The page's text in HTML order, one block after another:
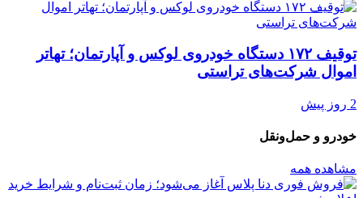
توقیف ۱۷۲ دستگاه خودروی لوکس و آپارتمان؛ تهاتر
اموال شرکت‌های تراستی
2 روز پیش
خودرو و حمل‌و‌نقل
مشاهده همه